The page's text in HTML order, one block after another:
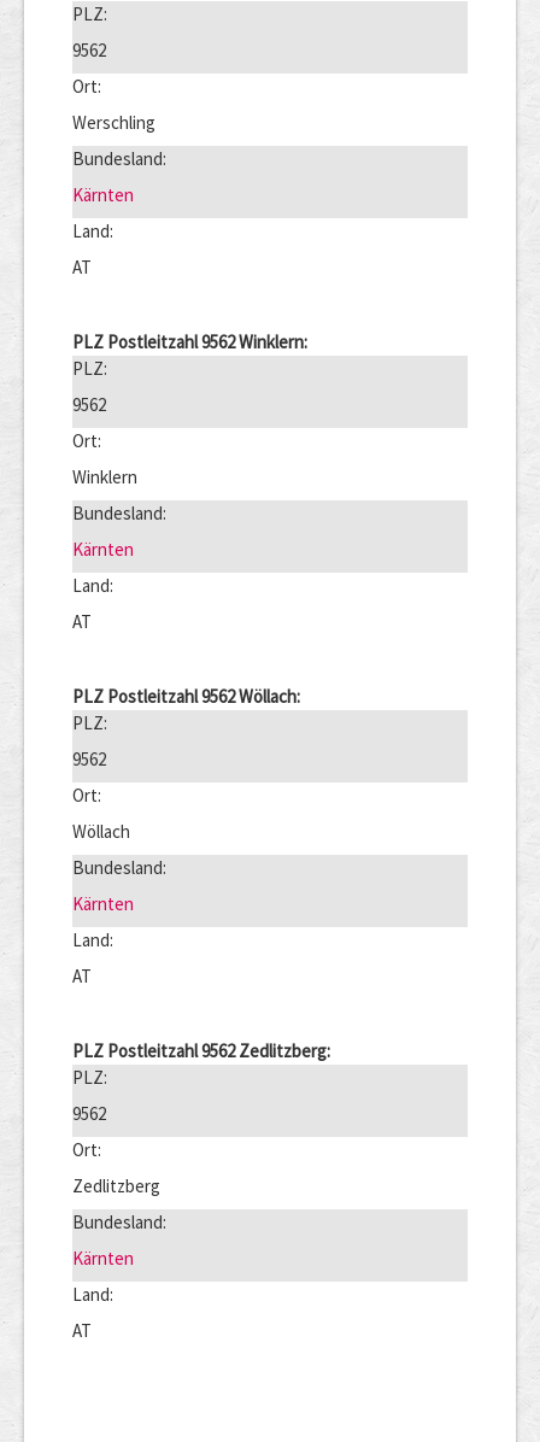
PLZ:
9562
Ort:
Werschling
Bundesland:
Kärnten
Land:
AT
PLZ Postleitzahl 9562 Winklern:
PLZ:
9562
Ort:
Winklern
Bundesland:
Kärnten
Land:
AT
PLZ Postleitzahl 9562 Wöllach:
PLZ:
9562
Ort:
Wöllach
Bundesland:
Kärnten
Land:
AT
PLZ Postleitzahl 9562 Zedlitzberg:
PLZ:
9562
Ort:
Zedlitzberg
Bundesland:
Kärnten
Land:
AT